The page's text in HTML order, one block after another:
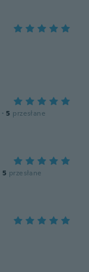
· 5 przesłane
5 przesłane